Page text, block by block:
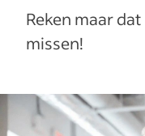
Reken maar
missen!